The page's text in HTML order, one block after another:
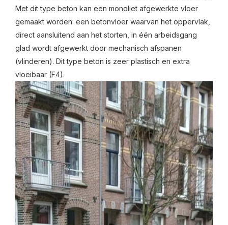
Met dit type beton kan een monoliet afgewerkte vloer
gemaakt worden: een betonvloer waarvan het oppervlak,
direct aansluitend aan het storten, in één arbeidsgang
glad wordt afgewerkt door mechanisch afspanen
(vlinderen). Dit type beton is zeer plastisch en extra
vloeibaar (F4).